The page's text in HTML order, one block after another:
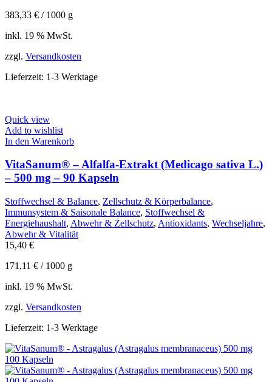
383,33 € / 1000 g
inkl. 19 % MwSt.
zzgl. Versandkosten
Lieferzeit: 1-3 Werktage
Quick view
Add to wishlist
In den Warenkorb
VitaSanum® – Alfalfa-Extrakt (Medicago sativa L.)
– 500 mg – 90 Kapseln
Stoffwechsel & Balance, Zellschutz & Körperbalance,
Immunsystem & Saisonale Balance, Stoffwechsel &
Energiehaushalt, Abwehr & Zellschutz, Antioxidants, Wechseljahre,
Abwehr & Vitalität
15,40 €
171,11 € / 1000 g
inkl. 19 % MwSt.
zzgl. Versandkosten
Lieferzeit: 1-3 Werktage